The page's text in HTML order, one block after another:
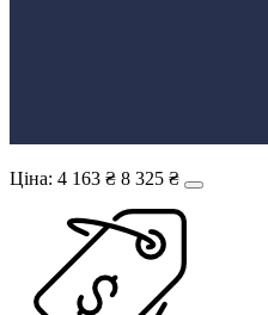
Ціна: 4 163 ₴ 8 325 ₴